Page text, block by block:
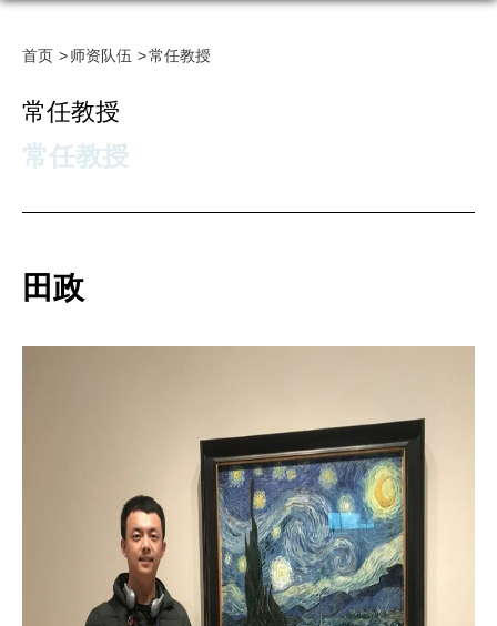
首页 师资队伍 常任教授
常任教授
常任教授
田政